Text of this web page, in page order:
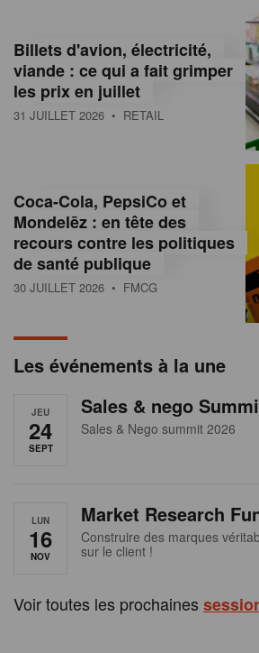
s
s
u
e
e
a
Billets d'avion, électricité,
viande : ce qui a fait grimper
les prix en juillet
31 JUILLET 2026 • RETAIL
Coca-Cola, PepsiCo et
Mondelēz : en tête des
recours contre les politiques
de santé publique
30 JUILLET 2026 • FMCG
Les événements à la une
JEU
24
SEPT
Sales & nego
Sales & Nego summit 2026
LUN
16
NOV
Market Research
Construire des marques
sur le client !
Voir toutes les prochaines